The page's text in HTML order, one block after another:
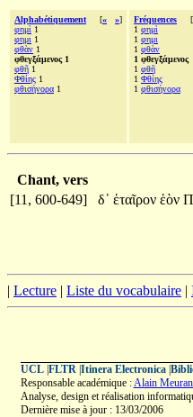
Alphabétiquement [« »]
φημὶ 1
φημι 1
φθὰν 1
φθεγξάμενος 1
φθῆ 1
Φθίης 1
φθισήνορα 1
Fréquences [
1 φημὶ
1 φημι
1 φθὰν
1 φθεγξάμενος
1 φθῆ
1 Φθίης
1 φθισήνορα
Chant, vers
[11, 600-649]
δ᾽ ἑταῖρον ἑὸν
| Lecture | Liste du vocabulaire |
UCL| FLTR| Itinera Electronica|
Responsable académique :Alain
Analyse, design et réalisation
Dernière mise à jour : 13/03/2006